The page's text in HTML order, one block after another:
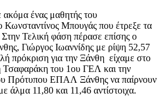
ένας μαθητής του
Κωνσταντίνος Μπουγάς που έτρεξε τα
Τελική φάση πέρασε επίσης ο
Γιώργος Ιωαννίδης με ρίψη 52,57
πρόκριση για την Ξάνθη είχαμε στο
Τσαφαράκη του 1ου ΓΕΛ και την
Πρότυπου ΕΠΑΛ Ξάνθης να παίρνουν
άλμα 11,80 και 11,46 αντίστοιχα.